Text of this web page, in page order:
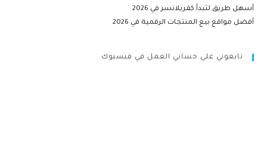
أسهل طريق لتبدأ كفريلانسر في 2026
أفضل مواقع بيع المنتجات الرقمية في 2026
تابعوني على حسابي العمل في فيسبوك